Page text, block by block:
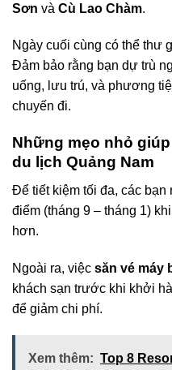
Sơn và Cù Lao Chàm.
Ngày cuối cùng có thể thư
Đảm bảo rằng bạn dự trù
uống, lưu trú, và phương
chuyến đi.
Những mẹo nhỏ
du lịch Quảng Nam
Để tiết kiệm tối đa, các bạn
điểm (tháng 9 – tháng 1)
hơn.
Ngoài ra, việc săn vé máy
khách sạn trước khi khởi
để giảm chi phí.
Xem thêm: Top 8